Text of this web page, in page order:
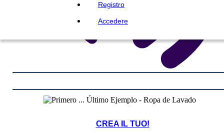
Registro
Accedere
CREA IL TUO!